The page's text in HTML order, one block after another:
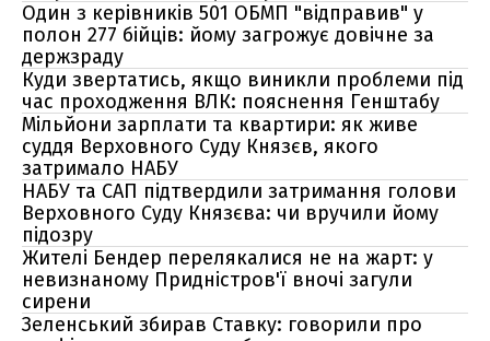
Один з керівників 501 ОБМП "відправив" у
полон 277 бійців: йому загрожує довічне за
держзраду
Куди звертатись, якщо виникли проблеми під
час проходження ВЛК: пояснення Генштабу
Мільйони зарплати та квартири: як живе
суддя Верховного Суду Князєв, якого
затримало НАБУ
НАБУ та САП підтвердили затримання голови
Верховного Суду Князєва: чи вручили йому
підозру
Жителі Бендер перелякалися не на жарт: у
невизнаному Придністров'ї вночі загули
сирени
Зеленський збирав Ставку: говорили про